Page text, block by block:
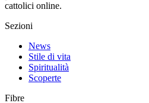
cattolici online.
Sezioni
News
Stile di vita
Spiritualità
Scoperte
Fibre